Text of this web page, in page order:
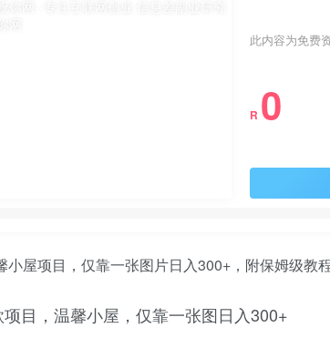
此内容为免费
R 0
目，温馨小屋，仅靠一张图日入300+